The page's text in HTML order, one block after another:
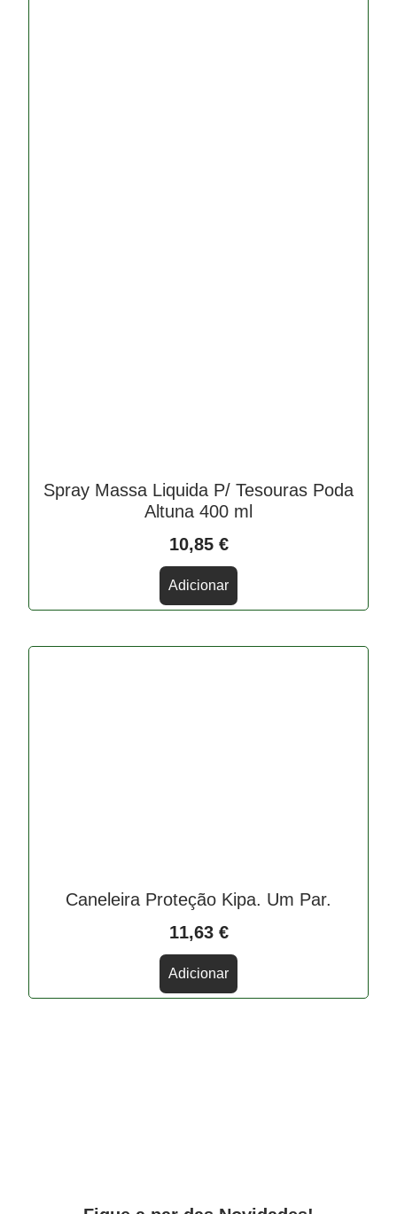
Spray Massa Liquida P/ Tesouras Poda
Altuna 400 ml
10,85 €
Adicionar
Caneleira Proteção Kipa. Um Par.
11,63 €
Adicionar